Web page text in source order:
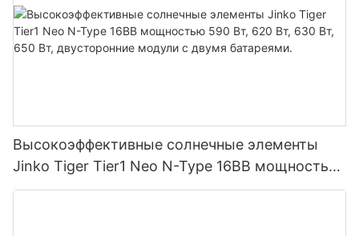
Высокоэффективные солнечные элементы
Jinko Tiger Tier1 Neo N-Type 16BB мощностью
590 Вт, 620 Вт, 630 Вт, 650 Вт, двусторонние